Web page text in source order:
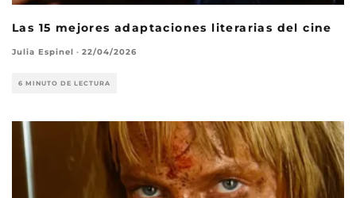
Las 15 mejores adaptaciones literarias del cine
Julia Espinel · 22/04/2026
6 MINUTO DE LECTURA